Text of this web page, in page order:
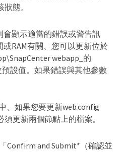
態。
顯示適當的錯誤或警告訊
RAM有關、您可以更新位於
webapp_的
設值。如果錯誤與其他參數
、如果您要更新web.config
須更新兩個節點上的檔案。
Confirm and Submit*（確認並